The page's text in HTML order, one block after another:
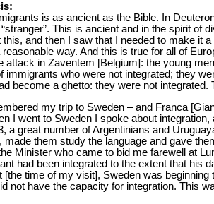
is as ancient as the Bible. In
This is ancient and in the spirit of
this, and then I saw that I needed to make it
reasonable way. And this is true for all of
attack in Zaventem [Belgium]: the young
immigrants who were not integrated; they
become a ghetto: they were not
my trip to Sweden – and Franca
I went to Sweden I spoke about
a great number of Argentinians and
made them study the language and gave
Minister who came to bid me farewell at
had been integrated to the extent that his
[the time of my visit], Sweden was
not have the capacity for integration. This